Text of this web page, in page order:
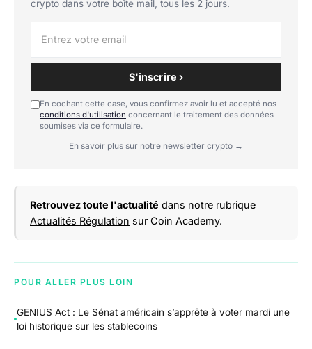
crypto dans votre boîte mail, tous les 2 jours.
S'inscrire ›
En cochant cette case, vous confirmez avoir lu et accepté nos
conditions d'utilisation concernant le traitement des données
soumises via ce formulaire.
En savoir plus sur notre newsletter crypto →
Retrouvez toute l'actualité dans notre rubrique
Actualités Régulation sur Coin Academy.
POUR ALLER PLUS LOIN
GENIUS Act : Le Sénat américain s’apprête à voter mardi une
loi historique sur les stablecoins